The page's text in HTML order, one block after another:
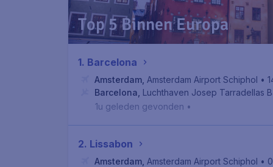
Top 5 Binnen Europa
1. Barcelona
Amsterdam Amsterdam Airport Schiphol •
Barcelona Luchthaven Josep Tarradellas
1u geleden gevonden •
2. Lissabon
Amsterdam Amsterdam Airport Schiphol •